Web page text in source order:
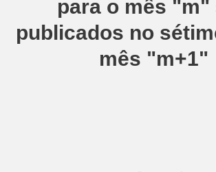
para o mês "m"
publicados no
mês "m+1"